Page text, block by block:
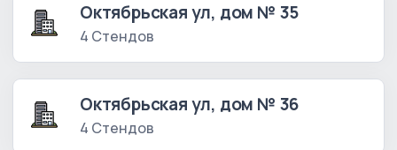
Октябрьская ул, дом № 35
4 Стендов
Октябрьская ул, дом № 36
4 Стендов